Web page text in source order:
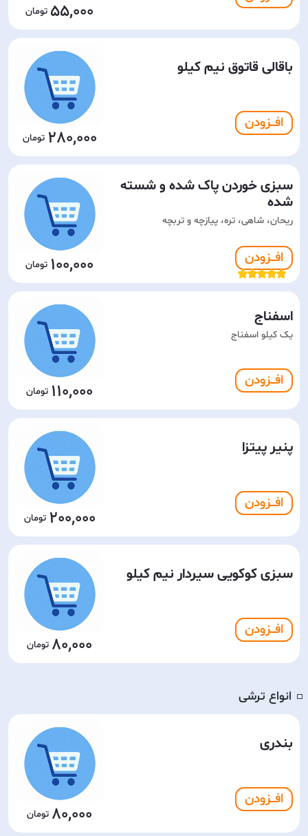
55,000
باقالی قاتوق نیم کیلو
افـــزودن
280,000
سبزی خوردن پاک شده و شسته
شده
ریحان، شاهی، تره، پیازچه و تربچه
افـــزودن 100,000
اسفناج
یک کیلو اسفناج
افـــزودن 110,000
پنیر پیتزا
افـــزودن
200,000
سبزی کوکویی سیردار نیم کیلو
افـــزودن
80,000
◽️ انواع ترشی
بندری
افـــزودن
80,000